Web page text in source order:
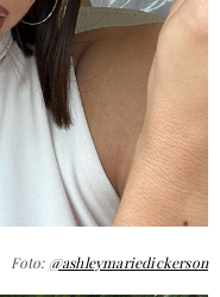
Foto:@ashleymariedickerson